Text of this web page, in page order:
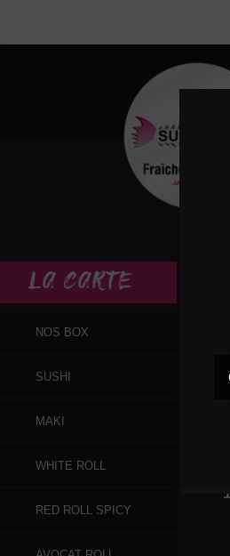
LA CARTE
NOS BOX
SUSHI
MAKI
WHITE ROLL
RED ROLL SPICY